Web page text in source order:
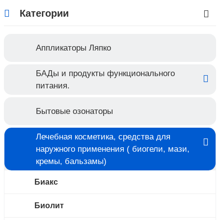
Категории
Аппликаторы Ляпко
БАДы и продукты функционального
питания.
Бытовые озонаторы
Лечебная косметика, средства для
наружного применения ( биогели, мази,
кремы, бальзамы)
Биакс
Биолит